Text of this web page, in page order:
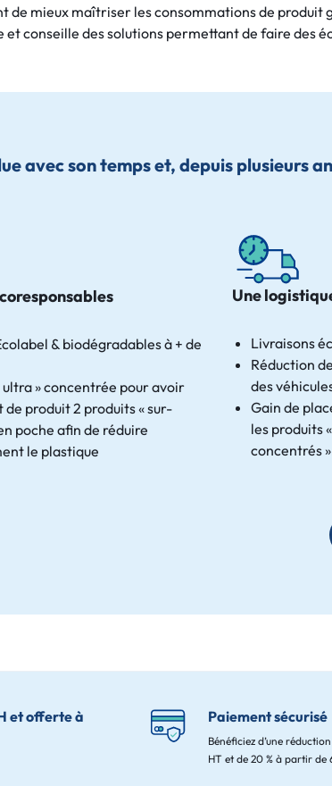
de mieux maîtriser les consommations de produit
et conseille des solutions permettant de faire des
avec son temps et, depuis plusieurs
& biodégradables à + de
ultra » concentrée pour avoir
de produit 2 produits « sur-
poche afin de réduire
le plastique
Une
Livraisons
Réduction
des
Gain de
les produits
concentrés
et offerte à
Paiement sécurisé
Bénéficiez d’une
HT et de 20 % à partir